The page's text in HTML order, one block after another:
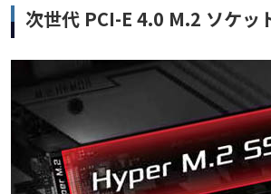
次世代 PCI-E 4.0 M.2 ソケッ